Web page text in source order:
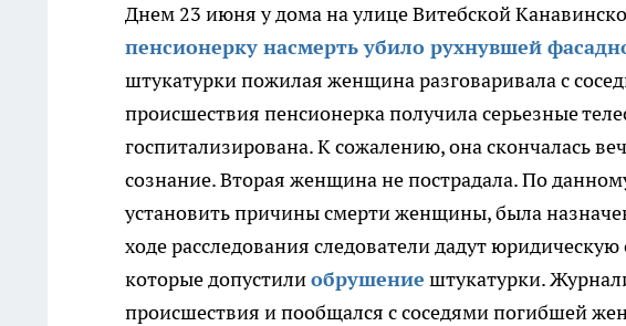
Днем 23 июня у дома на улице Витебской
пенсионерку насмерть убило рухнувшей
штукатурки пожилая женщина разговаривала с
происшествия пенсионерка получила серьезные
госпитализирована. К сожалению, она скончалась
сознание. Вторая женщина не пострадала. По
установить причины смерти женщины, была
ходе расследования следователи дадут
которые допустилиобрушение штукатурки.
происшествия и пообщался с соседями погибшей